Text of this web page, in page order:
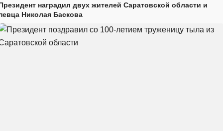
наградил двух жителей Саратовской области и
Николая Баскова